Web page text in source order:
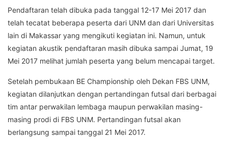
Pendaftaran telah dibuka pada tanggal 12-17 Mei 2017 dan
telah tecatat beberapa peserta dari UNM dan dari Universitas
lain di Makassar yang mengikuti kegiatan ini. Namun, untuk
kegiatan akustik pendaftaran masih dibuka sampai Jumat, 19
Mei 2017 melihat jumlah peserta yang belum mencapai target.
Setelah pembukaan BE Championship oleh Dekan FBS UNM,
kegiatan dilanjutkan dengan pertandingan futsal dari berbagai
tim antar perwakilan lembaga maupun perwakilan masing-
masing prodi di FBS UNM. Pertandingan futsal akan
berlangsung sampai tanggal 21 Mei 2017.